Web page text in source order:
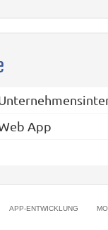
App
APP-ENTWICKLUNG